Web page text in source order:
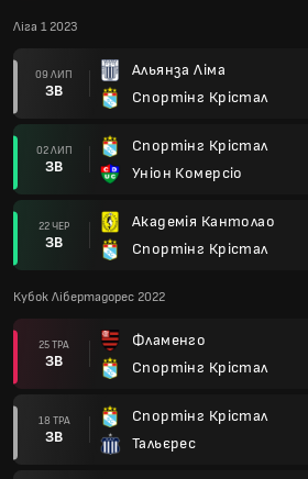
Ліга 1 2023
09 ЛИП
ЗВ
Альянза Ліма
Спортінг Крістал
02 ЛИП
ЗВ
Спортінг Крістал
Уніон Комерсіо
22 ЧЕР
ЗВ
Академія Кантолао
Спортінг Крістал
Кубок Лібертадорес 2022
25 ТРА
ЗВ
Фламенго
Спортінг Крістал
18 ТРА
ЗВ
Спортінг Крістал
Тальєрес